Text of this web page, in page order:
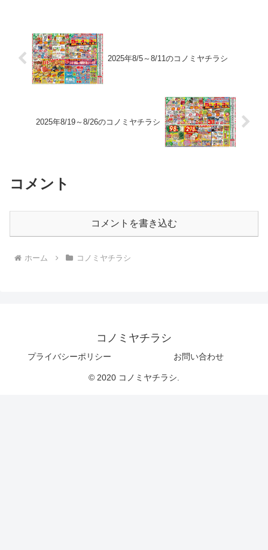
2025年8/5～8/11のコノミヤチラシ
2025年8/19～8/26のコノミヤチラシ
コメント
コメントを書き込む
ホーム コノミヤチラシ
コノミヤチラシ
プライバシーポリシー お問い合わせ
© 2020 コノミヤチラシ.